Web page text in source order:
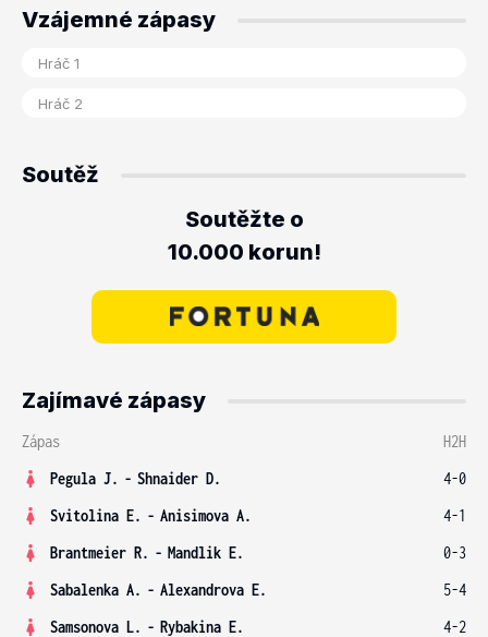
Vzájemné zápasy
Soutěž
Soutěžte o
10.000 korun!
Zajímavé zápasy
Zápas
H2H
Pegula J. - Shnaider D.
4-0
Svitolina E. - Anisimova A.
4-1
Brantmeier R. - Mandlik E.
0-3
Sabalenka A. - Alexandrova E.
5-4
Samsonova L. - Rybakina E.
4-2